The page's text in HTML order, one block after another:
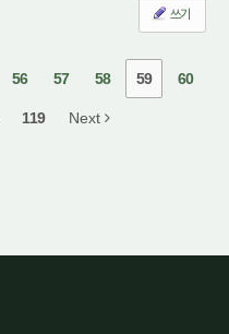
쓰기
56 57 58 59 60
119 Next